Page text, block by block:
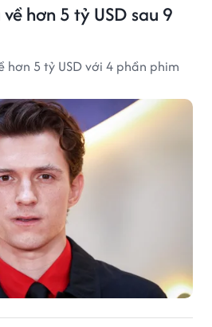
hơn 5 tỷ USD sau 9
hơn 5 tỷ USD với 4 phần phim